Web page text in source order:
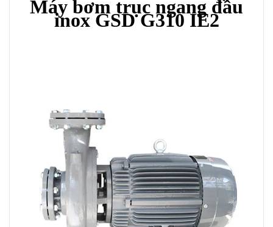
Máy bơm trục ngang đầu
inox GSD G310 IE2